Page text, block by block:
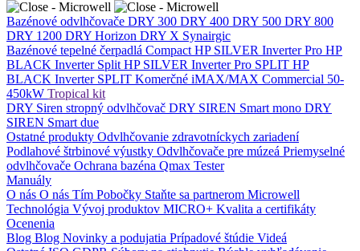
Bazénové odvlhčovače DRY 300 DRY 400 DRY 500 DRY 800
DRY 1200 DRY Horizon DRY X Synairgic
Bazénové tepelné čerpadlá Compact HP SILVER Inverter Pro HP
BLACK Inverter Split HP SILVER Inverter Pro SPLIT HP
BLACK Inverter SPLIT Komerčné iMAX/MAX Commercial 50-
450kW Tropical kit
DRY Siren stropný odvlhčovač DRY SIREN Smart mono DRY
SIREN Smart due
Ostatné produkty Odvlhčovanie zdravotníckych zariadení
Podlahové štrbinové výustky Odvlhčovače pre múzeá Priemyselné
odvlhčovače Ochrana bazéna Qmax Tester
Manuály
O nás O nás Tím Pobočky Staňte sa partnerom Microwell
Technológia Vývoj produktov MICRO+ Kvalita a certifikáty
Ocenenia
Blog Blog Novinky a podujatia Prípadové štúdie Videá